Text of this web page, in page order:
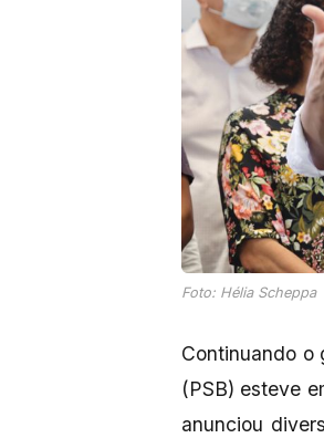
Foto: Hélia Scheppa
Continuando o
(PSB) esteve
anunciou